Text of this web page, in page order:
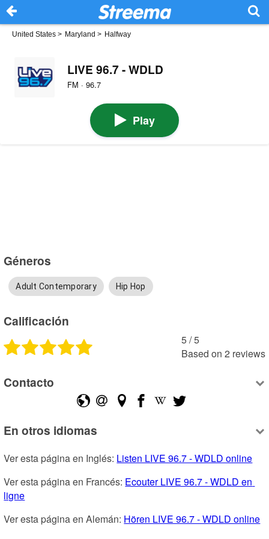
United States > Maryland > Halfway
LIVE 96.7 - WDLD
FM · 96.7
Play
Géneros
Adult Contemporary Hip Hop
Calificación
5 /5
Based on 2 reviews
Contacto
En otros idiomas
Ver esta página en Inglés: Listen LIVE 96.7 - WDLD online
Ver esta página en Francés: Ecouter LIVE 96.7 - WDLD en
ligne
Ver esta página en Alemán: Hören LIVE 96.7 - WDLD online